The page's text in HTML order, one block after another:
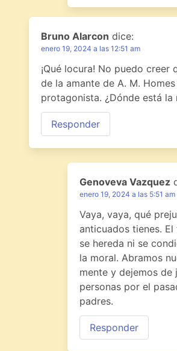
Bruno Alarcon dice:
enero 19, 2024 a las 12:51 am
¡Qué locura! No puedo creer
de la amante de A. M. Homes
protagonista. ¿Dónde está la
Responder
Genoveva Vazquez
enero 19, 2024 a las 5:51 am
Vaya, vaya, qué
anticuados tienes.
se hereda ni se
la moral. Abramos
mente y dejemos de
personas por el
padres.
Responder